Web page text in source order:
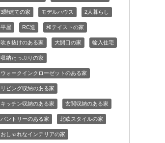
3階建ての家 モデルハウス 2人暮らし
平屋 RC造 和テイストの家
吹き抜けのある家 大開口の家 輸入住宅
収納たっぷりの家
ウォークインクローゼットのある家
リビング収納のある家
キッチン収納のある家 玄関収納のある家
パントリーのある家 北欧スタイルの家
おしゃれなインテリアの家